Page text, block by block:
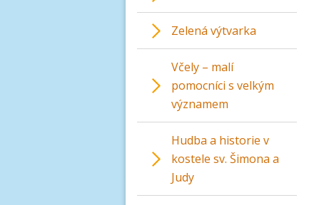
Zelená výtvarka
Včely – malí
pomocníci s velkým
významem
Hudba a historie v
kostele sv. Šimona a
Judy